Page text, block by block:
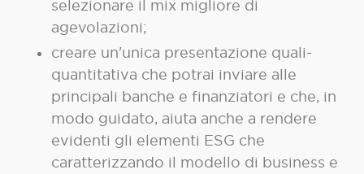
selezionare il mix migliore di
agevolazioni;
creare un'unica presentazione quali-
quantitativa che potrai inviare alle
principali banche e finanziatori e che, in
modo guidato, aiuta anche a rendere
evidenti gli elementi ESG che
caratterizzando il modello di business e